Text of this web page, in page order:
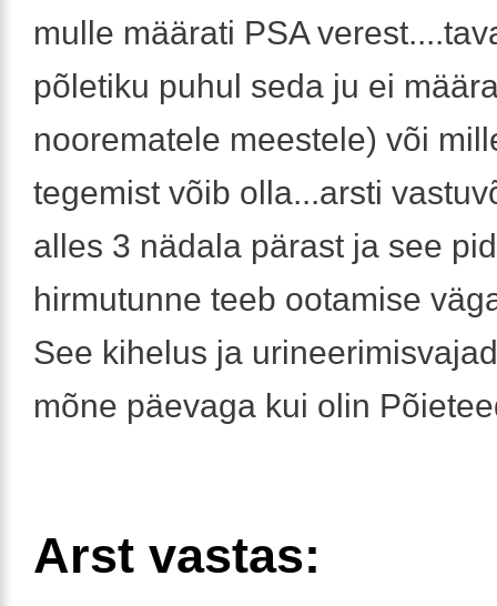
mulle määrati PSA
põletiku puhul seda ju ei
noorematele meestele) või
tegemist võib olla...arsti
alles 3 nädala pärast ja see
hirmutunne teeb ootamise
See kihelus ja
mõne päevaga kui olin
Arst vastas: